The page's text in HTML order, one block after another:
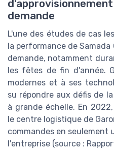
demande
L'une des études de cas
la performance de
demande, notamment
les fêtes de fin d'année.
modernes et à ses
su répondre aux défis de
à grande échelle. En
le centre logistique de
commandes en seulement
l'entreprise (source :